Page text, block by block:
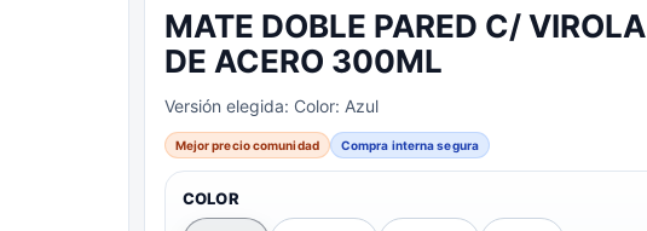
MATE DOBLE PARED C/ VIROLA
DE ACERO 300ML
Versión elegida: Color: Azul
Mejor precio comunidad Compra interna segura
COLOR